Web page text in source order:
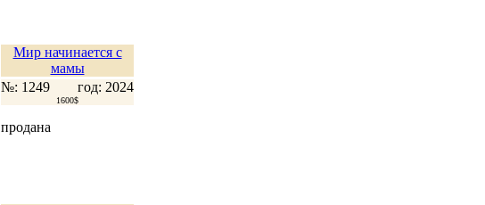
Мир начинается с
мамы
№: 1249
год: 2024
1600$
продана